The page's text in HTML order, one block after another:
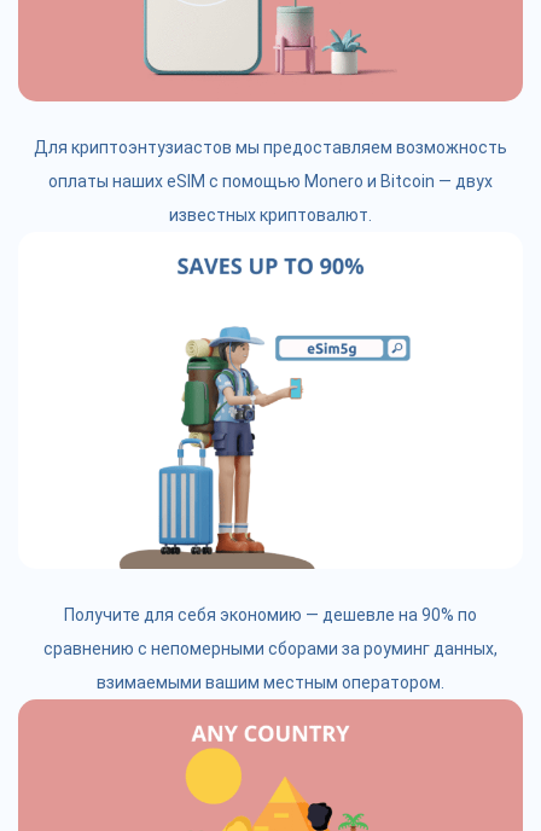
Для криптоэнтузиастов мы предоставляем возможность
оплаты наших eSIM с помощью Monero и Bitcoin — двух
известных криптовалют.
Получите для себя экономию — дешевле на 90% по
сравнению с непомерными сборами за роуминг данных,
взимаемыми вашим местным оператором.